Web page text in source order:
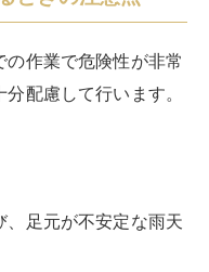
危険性が非常に高いの
う危険性
受け渡しができる人